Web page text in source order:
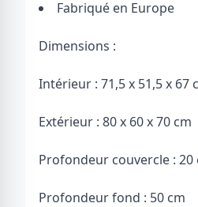
Fabriqué en Europe
Dimensions :
Intérieur : 71,5 x 51,5 x 67
Extérieur : 80 x 60 x 70 cm
Profondeur couvercle : 20
Profondeur fond : 50 cm